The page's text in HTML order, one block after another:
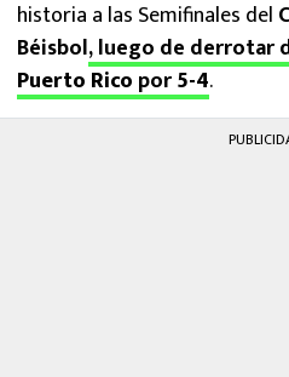
historia a las Semifinales del
Béisbol, luego de derrotar
Puerto Rico por5-4.